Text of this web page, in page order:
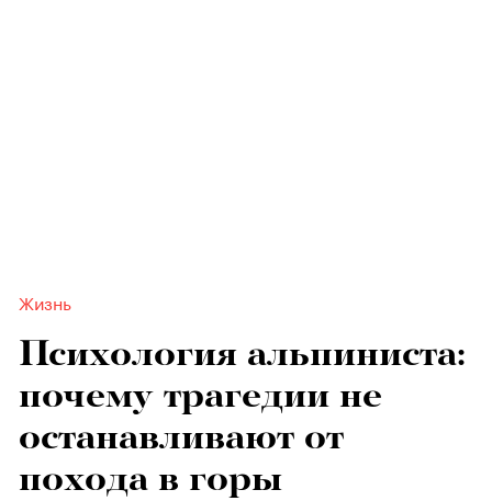
Жизнь
Психология альпиниста:
почему трагедии не
останавливают от
похода в горы